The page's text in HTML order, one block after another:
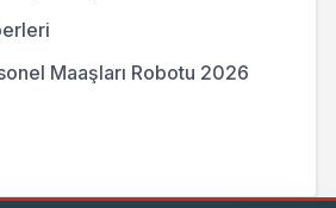
Maaşları Robotu 2026